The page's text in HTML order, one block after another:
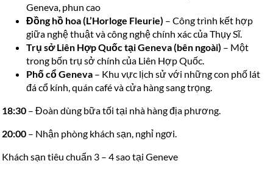
Geneva, phun cao
Đồng hồ hoa (L’Horloge Fleurie) – Công trình kết hợp
giữa nghệ thuật và công nghệ chính xác của Thụy Sĩ.
Trụ sở Liên Hợp Quốc tại Geneva (bên ngoài) – Một
trong bốn trụ sở chính của Liên Hợp Quốc.
Phố cổ Geneva – Khu vực lịch sử với những con phố lát
đá cổ kính, quán café và cửa hàng sang trọng.
18:30 – Đoàn dùng bữa tối tại nhà hàng địa phương.
20:00 – Nhận phòng khách sạn, nghỉ ngơi.
Khách sạn tiêu chuẩn 3 – 4 sao tại Geneve